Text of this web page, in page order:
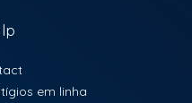
em linha